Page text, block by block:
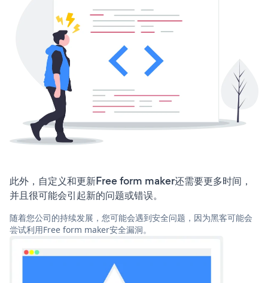
此外，自定义和更新Free form maker还需要更多时间，
并且很可能会引起新的问题或错误。
随着您公司的持续发展，您可能会遇到安全问题，因为黑客可能会
尝试利用Free form maker安全漏洞。